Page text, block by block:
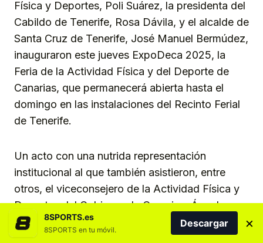
Física y Deportes, Poli Suárez, la presidenta del
Cabildo de Tenerife, Rosa Dávila, y el alcalde de
Santa Cruz de Tenerife, José Manuel Bermúdez,
inauguraron este jueves ExpoDeca 2025, la
Feria de la Actividad Física y del Deporte de
Canarias, que permanecerá abierta hasta el
domingo en las instalaciones del Recinto Ferial
de Tenerife.
Un acto con una nutrida representación
institucional al que también asistieron, entre
otros, el viceconsejero de la Actividad Física y
Deportes del Gobierno de Canarias, Ángel
Sabroso; los directores generales de la
Actividad Física y el Deporte y de Deportes
8SPORTS.es
8SPORTS en tu móvil.
Descargar ×